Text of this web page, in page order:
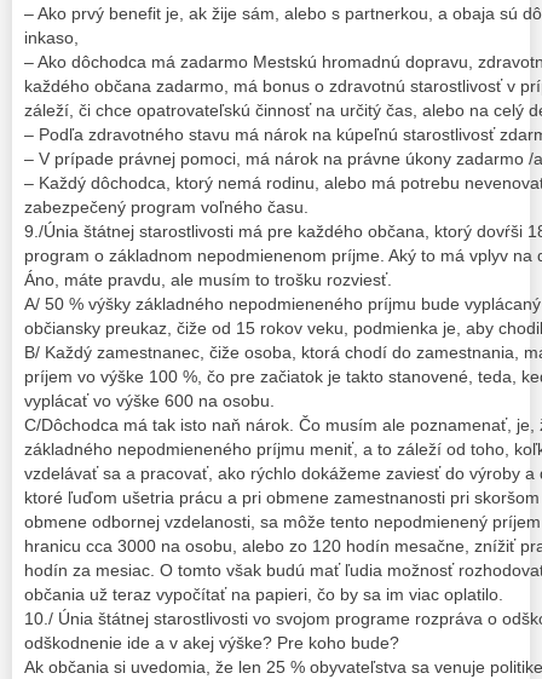
– Ako prvý benefit je, ak žije sám, alebo s partnerkou, a obaja sú
inkaso,
– Ako dôchodca má zadarmo Mestskú hromadnú dopravu,
každého občana zadarmo, má bonus o zdravotnú starostlivosť v
záleží, či chce opatrovateľskú činnosť na určitý čas, alebo na celý
– Podľa zdravotného stavu má nárok na kúpeľnú starostlivosť
– V prípade právnej pomoci, má nárok na právne úkony zadarmo /
– Každý dôchodca, ktorý nemá rodinu, alebo má potrebu
zabezpečený program voľného času.
9./Únia štátnej starostlivosti má pre každého občana, ktorý dovŕši
program o základnom nepodmienenom príjme. Aký to má vplyv na
Áno, máte pravdu, ale musím to trošku rozviesť.
A/ 50 % výšky základného nepodmieneného príjmu bude
občiansky preukaz, čiže od 15 rokov veku, podmienka je, aby
B/ Každý zamestnanec, čiže osoba, ktorá chodí do zamestnania,
príjem vo výške 100 %, čo pre začiatok je takto stanovené, teda,
vyplácať vo výške 600 na osobu.
C/Dôchodca má tak isto naň nárok. Čo musím ale poznamenať, je,
základného nepodmieneného príjmu meniť, a to záleží od toho,
vzdelávať sa a pracovať, ako rýchlo dokážeme zaviesť do výroby
ktoré ľuďom ušetria prácu a pri obmene zamestnanosti pri
obmene odbornej vzdelanosti, sa môže tento nepodmienený
hranicu cca 3000 na osobu, alebo zo 120 hodín mesačne, znížiť
hodín za mesiac. O tomto však budú mať ľudia možnosť
občania už teraz vypočítať na papieri, čo by sa im viac oplatilo.
10./ Únia štátnej starostlivosti vo svojom programe rozpráva o
odškodnenie ide a v akej výške? Pre koho bude?
Ak občania si uvedomia, že len 25 % obyvateľstva sa venuje